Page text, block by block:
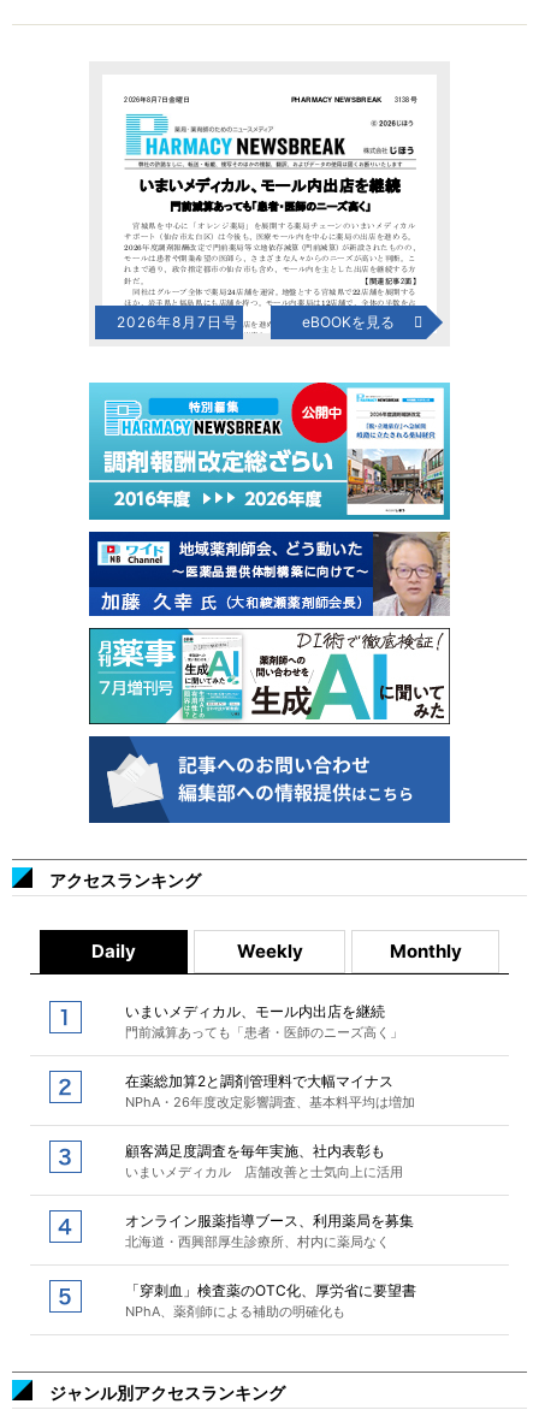
2026年8月7日号 eBOOKを見る
アクセスランキング
Daily Weekly Monthly
いまいメディカル、モール内出店を継続
門前減算あっても「患者・医師のニーズ高く」
在薬総加算2と調剤管理料で大幅マイナス
NPhA・26年度改定影響調査、基本料平均は増加
顧客満足度調査を毎年実施、社内表彰も
いまいメディカル 店舗改善と士気向上に活用
オンライン服薬指導ブース、利用薬局を募集
北海道・西興部厚生診療所、村内に薬局なく
「穿刺血」検査薬のOTC化、厚労省に要望書
NPhA、薬剤師による補助の明確化も
ジャンル別アクセスランキング